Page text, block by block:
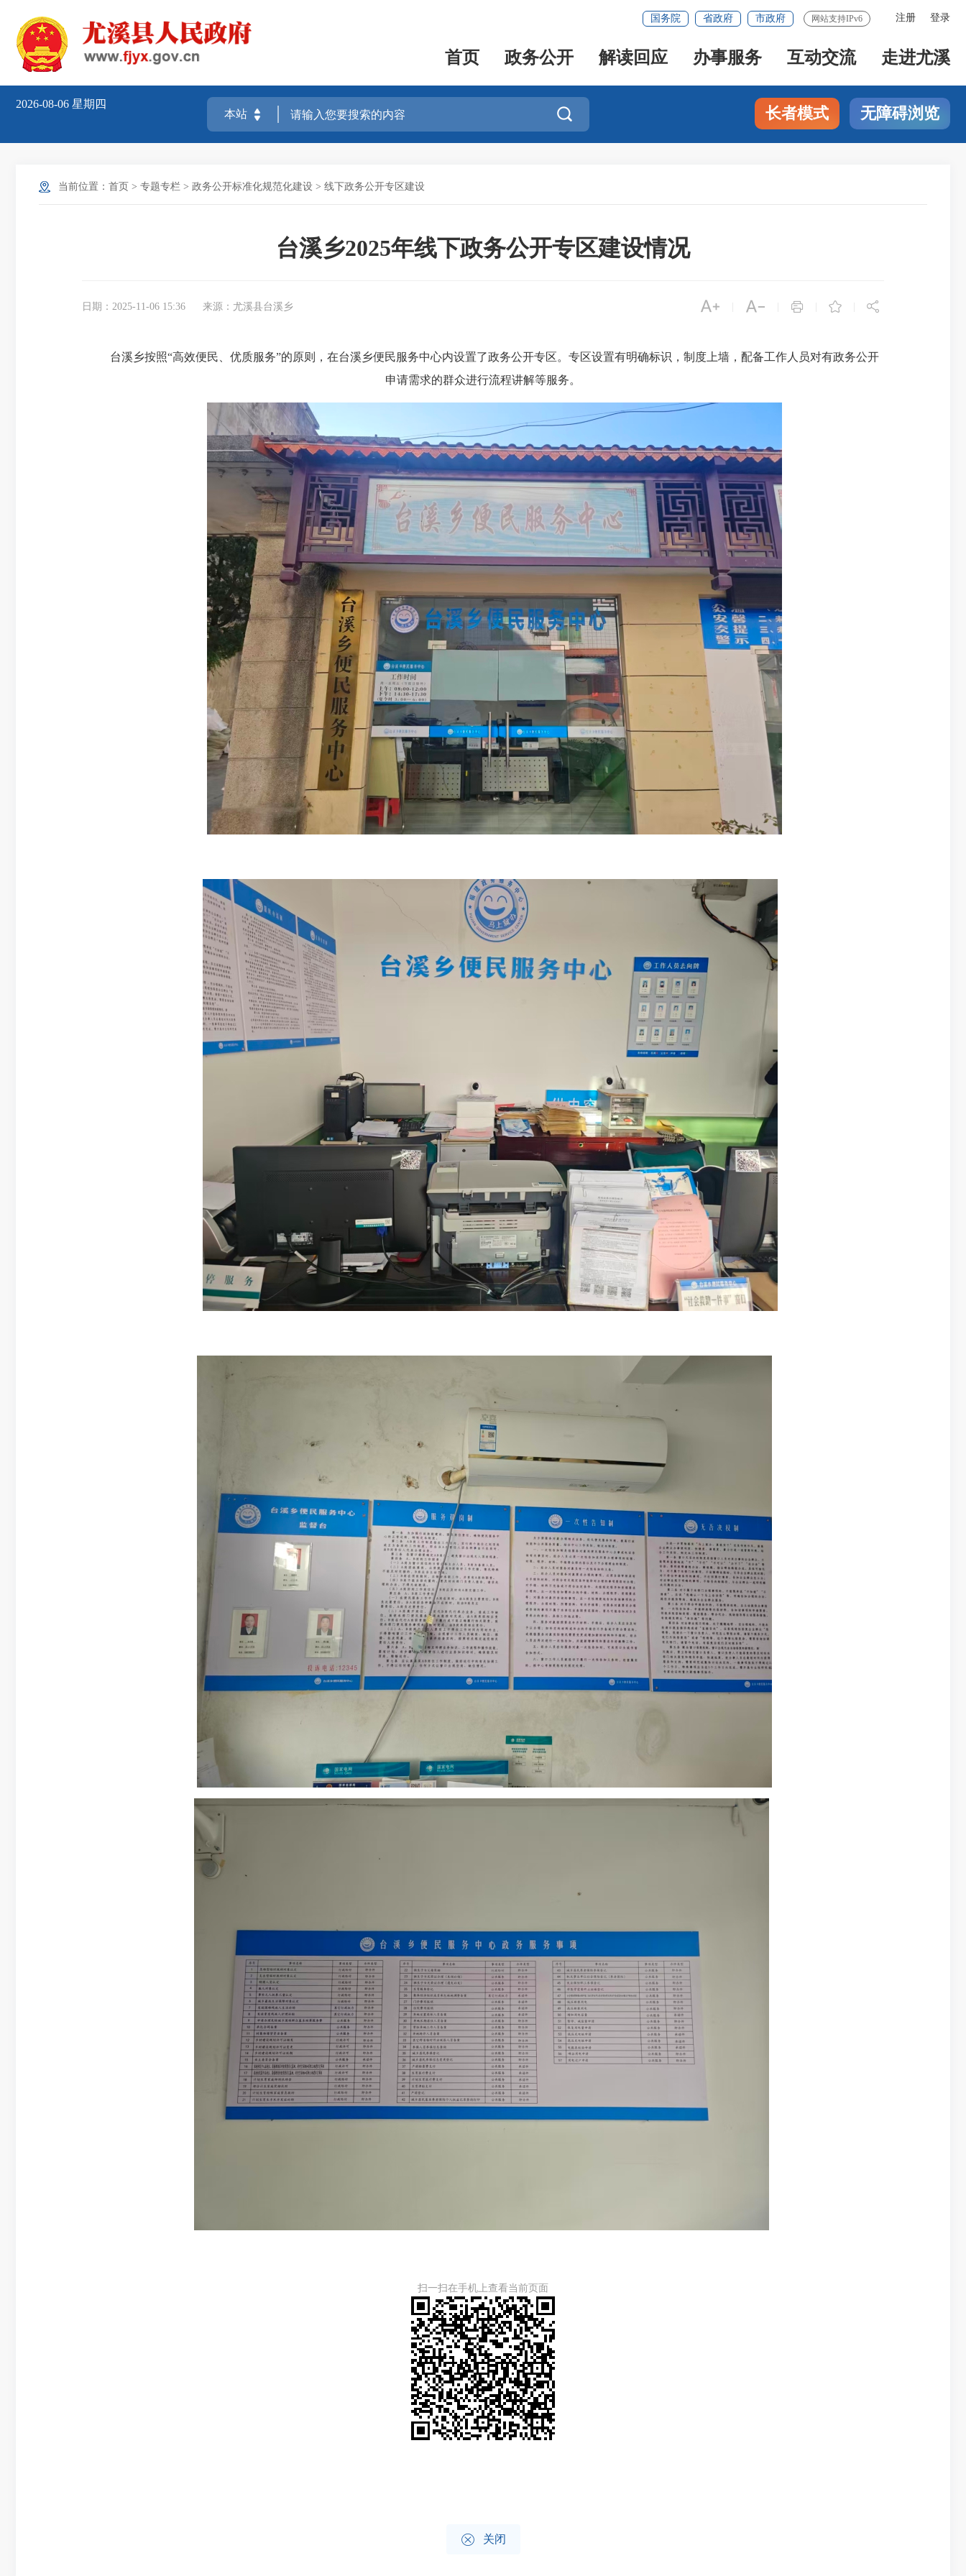
注册 登录
国务院 省政府 市政府 网站支持IPv6
首页 政务公开 解读回应 办事服务 互动交流 走进尤溪
2026-08-06 星期四
 长者模式 无障碍浏览
当前位置： 首页 > 专题专栏 > 政务公开标准化规范化建设 > 线下政务公开专区建设
台溪乡2025年线下政务公开专区建设情况
日期：2025-11-06 15:36 来源：尤溪县台溪乡     
台溪乡按照“高效便民、优质服务”的原则，在台溪乡便民服务中心内设置了政务公开专区。专区设置有明确标识，制度上墙，配备工作人员对有政务公开
申请需求的群众进行流程讲解等服务。
扫一扫在手机上查看当前页面
 关闭